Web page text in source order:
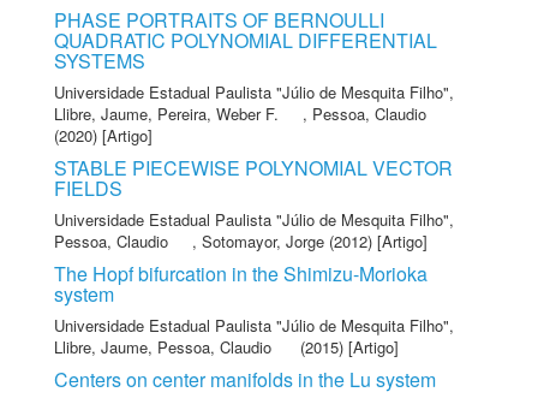
PHASE PORTRAITS OF BERNOULLI
QUADRATIC POLYNOMIAL DIFFERENTIAL
SYSTEMS
Universidade Estadual Paulista "Júlio de Mesquita Filho",
Llibre, Jaume, Pereira, Weber F. , Pessoa, Claudio
(2020) [Artigo]
STABLE PIECEWISE POLYNOMIAL VECTOR
FIELDS
Universidade Estadual Paulista "Júlio de Mesquita Filho",
Pessoa, Claudio
, Sotomayor, Jorge (2012) [Artigo]
The Hopf bifurcation in the Shimizu-Morioka
system
Universidade Estadual Paulista "Júlio de Mesquita Filho",
Llibre, Jaume, Pessoa, Claudio (2015) [Artigo]
Centers on center manifolds in the Lu system